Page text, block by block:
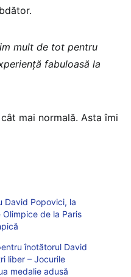
mult de tot pentru
fabuloasă la
mai normală. Asta îmi
David Popovici, la
de la Paris
înotătorul David
liber – Jocurile
medalie adusă